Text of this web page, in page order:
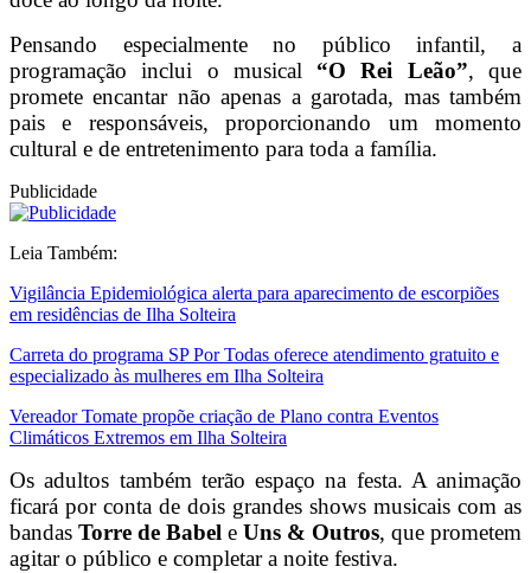
Pensando especialmente no público infantil, a
programação inclui o musical “O Rei Leão”, que
promete encantar não apenas a garotada, mas também
pais e responsáveis, proporcionando um momento
cultural e de entretenimento para toda a família.
Publicidade
Leia Também:
Vigilância Epidemiológica alerta para aparecimento de escorpiões
em residências de Ilha Solteira
Carreta do programa SP Por Todas oferece atendimento gratuito e
especializado às mulheres em Ilha Solteira
Vereador Tomate propõe criação de Plano contra Eventos
Climáticos Extremos em Ilha Solteira
Os adultos também terão espaço na festa. A animação
ficará por conta de dois grandes shows musicais com as
bandas Torre de Babel e Uns & Outros, que prometem
agitar o público e completar a noite festiva.